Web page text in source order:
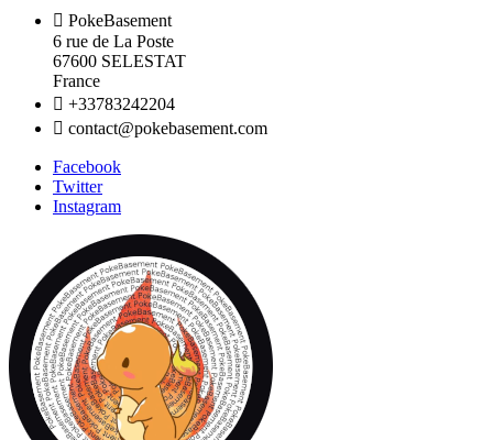
 PokeBasement
6 rue de La Poste
67600 SELESTAT
France
 +33783242204
 contact@pokebasement.com
Facebook
Twitter
Instagram